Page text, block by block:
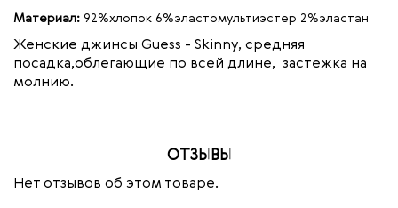
Материал: 92%хлопок 6%эластомультиэстер 2%эластан
Женские джинсы Guess - Skinny, средняя
посадка,облегающие по всей длине, застежка на
молнию.
ОТЗЫВЫ
Нет отзывов об этом товаре.